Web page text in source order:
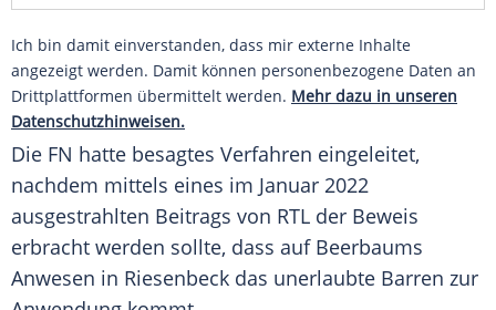
Ich bin damit einverstanden, dass mir externe Inhalte
angezeigt werden. Damit können personenbezogene Daten an
Drittplattformen übermittelt werden. Mehr dazu in unseren
Datenschutzhinweisen.
Die FN hatte besagtes Verfahren eingeleitet,
nachdem mittels eines im Januar 2022
ausgestrahlten Beitrags von RTL der Beweis
erbracht werden sollte, dass auf Beerbaums
Anwesen in Riesenbeck das unerlaubte Barren zur